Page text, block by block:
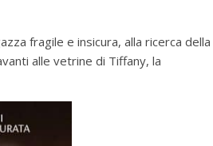
fragile e insicura, alla ricerca della
alle vetrine di Tiffany, la